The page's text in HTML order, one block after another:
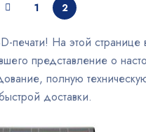
1 2
печати! На этой
представление о
полную
доставки.